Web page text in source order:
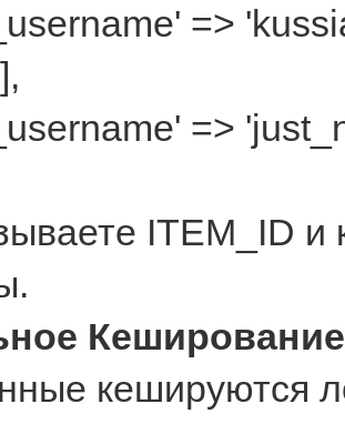
=>
=>
ITEM_ID и
кешируются